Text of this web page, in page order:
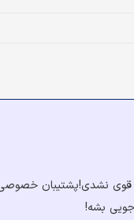
نشدی!پشتیبان خصوصی
بشه!